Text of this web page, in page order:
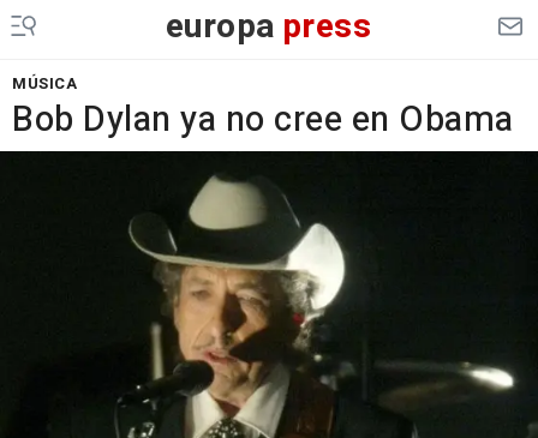
europa press
MÚSICA
Bob Dylan ya no cree en Obama